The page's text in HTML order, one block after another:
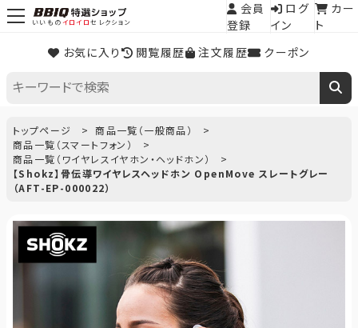
いいものイロイロセレクション
お気に入り 閲覧履歴 注文履歴 クーポン
会員
登録
ログ
イン
カー
ト
トップページ
商品一覧（一般商品）
商品一覧（スマートフォン）
商品一覧（ワイヤレスイヤホン・ヘッドホン）
【Shokz】骨伝導ワイヤレスヘッドホン OpenMove スレートグレー
（AFT-EP-000022）